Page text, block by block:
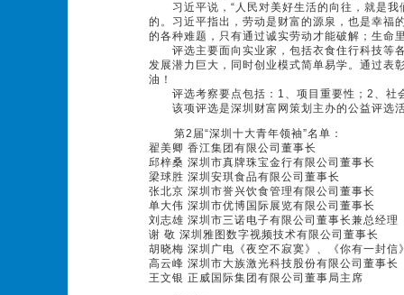
习近平说，“人民对美好生活的向往，就是我
的。习近平指出，劳动是财富的源泉，也是幸福
的各种难题，只有通过诚实劳动才能破解；生命
评选主要面向实业家，包括衣食住行科技等
发展潜力巨大，同时创业模式简单易学。通过表
油！
评选考察要点包括：1、项目重要性；2、社
该项评选是深圳财富网策划主办的公益评选
第2届“深圳十大青年领袖”名单：
翟美卿 香江集团有限公司董事长
邱梓桑 深圳市真牌珠宝金行有限公司董事长
梁球胜 深圳安琪食品有限公司董事长
张北京 深圳市誉兴饮食管理有限公司董事长
单大伟 深圳市优博国际展览有限公司董事长
刘志雄 深圳市三诺电子有限公司董事长兼总经理
谢 敬 深圳雅图数字视频技术有限公司董事长
胡晓梅 深圳广电《夜空不寂寞》、《你有一封信
高云峰 深圳市大族激光科技股份有限公司董事长
王文银 正威国际集团有限公司董事局主席